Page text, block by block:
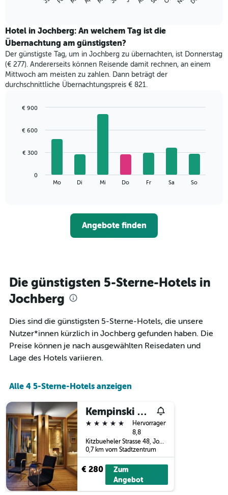
den
durchschnittlichen
Zimmerpreis
im
jeweiligen
Monat
an.
Diagramm
X-
die
Monate
Zimmerpreis
anzeigt.
Hotel in Jochberg: An welchem Tag ist die
Übernachtung am günstigsten?
Der günstigste Tag, um in Jochberg zu übernachten, ist Donnerstag
(€ 277). Andererseits können Reisende damit rechnen, an einem
Mittwoch am meisten zu zahlen. Dann beträgt der
durchschnittliche Übernachtungspreis € 821.
with
bars.
folgende
durchschnittlichen
jeweiligen
Wochentag.
Das
Diagramm
1
X-
Achse,
die
anzeigt.
Diagramm
hat
1
Y-
Achse,
die
den
durchschnittlichen
Zimmerpreis
anzeigt.
Mo Di Mi Do Fr Sa So
0
€ 300
€ 600
€ 900
Angebote finden
Die günstigsten 5-Sterne-Hotels in
Jochberg
Dies sind die günstigsten 5-Sterne-Hotels, die unsere
Nutzer*innen kürzlich in Jochberg gefunden haben. Die
Preise können je nach ausgewählten Reisedaten und
Lage des Hotels variieren.
Alle 4 5-Sterne-Hotels anzeigen
Kempinski Hotel Das Tirol
5 Sterne
Hervorragend
8,8
Kitzbueheler Strasse 48, Jochberg, Tirol, Österreich
0,7 km vom Stadtzentrum
€ 280
Zum
Angebot